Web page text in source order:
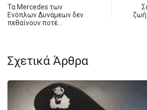
Τα Mercedes των
Ενόπλων Δυνάμεων δεν
πεθαίνουν ποτέ…
ζωή
Σχετικά Άρθρα